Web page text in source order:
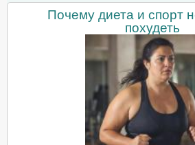
Почему диета и спорт
похудеть